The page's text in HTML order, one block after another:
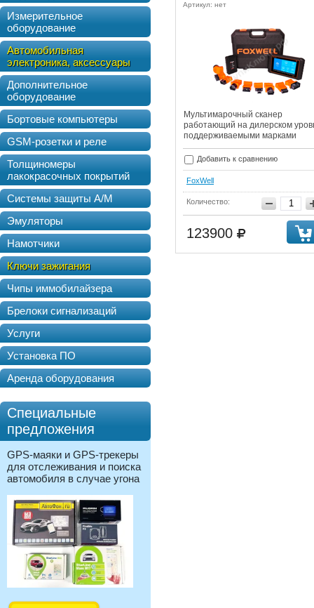
Измерительное
оборудование
Автомобильная
электроника, аксессуары
Дополнительное
оборудование
Бортовые компьютеры
GSM-розетки и реле
Толщиномеры
лакокрасочных покрытий
Системы защиты А/М
Эмуляторы
Намотчики
Ключи зажигания
Чипы иммобилайзера
Брелоки сигнализаций
Услуги
Установка ПО
Аренда оборудования
Специальные
предложения
GPS-маяки и GPS-трекеры
для отслеживания и поиска
автомобиля в случае угона
Артикул: нет
Мультимарочный сканер
работающий на дилерском
поддерживаемыми марками
Добавить к сравнению
FoxWell
Количество:
123900